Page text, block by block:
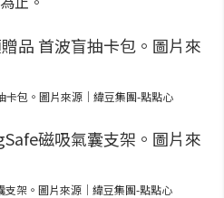
包。圖片來源｜緯豆集團-點點心
架。圖片來源｜緯豆集團-點點心